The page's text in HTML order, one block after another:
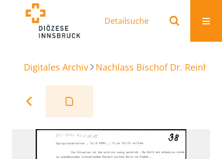
Detailsuche
Digitales Archiv Nachlass Bischof Dr.